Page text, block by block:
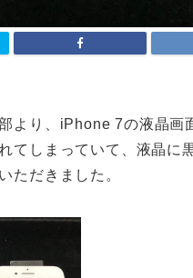
より、iPhone 7の液晶画
てしまっていて、液晶に
ただきました。